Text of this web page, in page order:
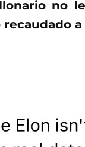
no
a